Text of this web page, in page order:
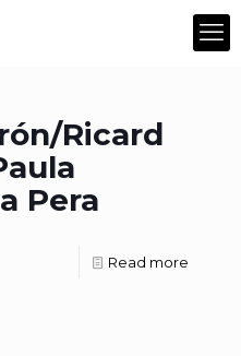
Ricard
Pera
Read more